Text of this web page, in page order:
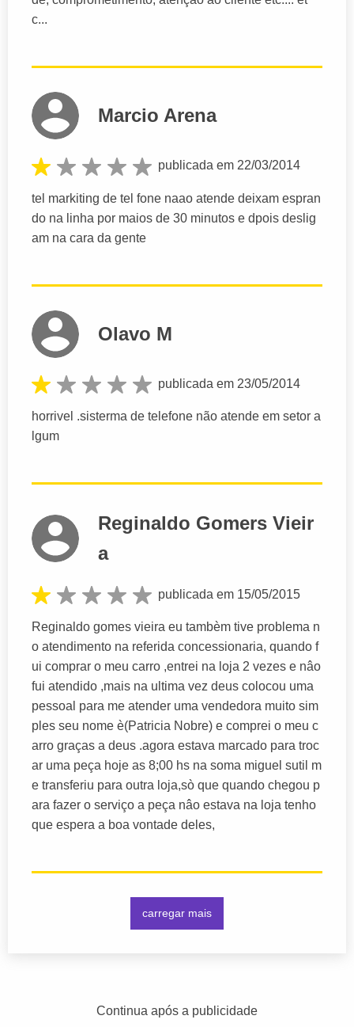
c...
Marcio Arena
publicada em 22/03/2014
tel markiting de tel fone naao atende deixam espran
do na linha por maios de 30 minutos e dpois deslig
am na cara da gente
Olavo M
publicada em 23/05/2014
horrivel .sisterma de telefone não atende em setor a
lgum
Reginaldo Gomers Vieir
a
publicada em 15/05/2015
Reginaldo gomes vieira eu tambèm tive problema n
o atendimento na referida concessionaria, quando f
ui comprar o meu carro ,entrei na loja 2 vezes e nâo
fui atendido ,mais na ultima vez deus colocou uma
pessoal para me atender uma vendedora muito sim
ples seu nome è(Patricia Nobre) e comprei o meu c
arro graças a deus .agora estava marcado para troc
ar uma peça hoje as 8;00 hs na soma miguel sutil m
e transferiu para outra loja,sò que quando chegou p
ara fazer o serviço a peça nâo estava na loja tenho
que espera a boa vontade deles,
carregar mais
Continua após a publicidade